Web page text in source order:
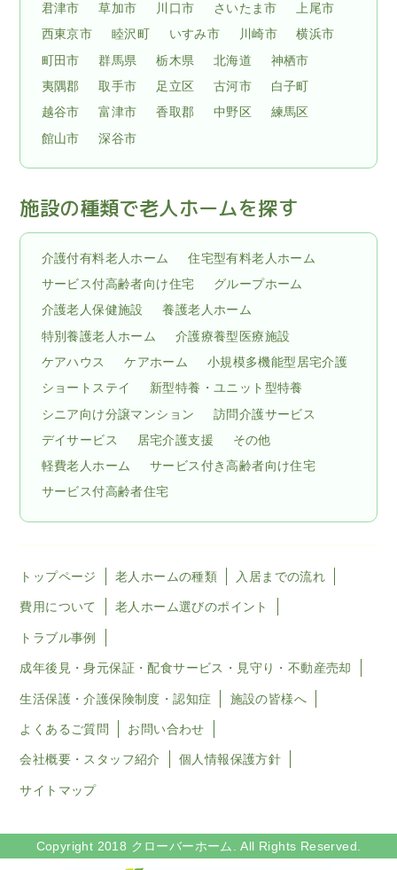
君津市
草加市 川口市 さいたま市
上尾市
西東京市
睦沢町 いすみ市 川崎市
横浜市
町田市
群馬県 栃木県 北海道
神栖市
夷隅郡
取手市 足立区 古河市
白子町
越谷市
富津市 香取郡 中野区
練馬区
館山市
深谷市
施設の種類で老人ホームを探す
介護付有料老人ホーム
住宅型有料老人ホーム
サービス付高齢者向け住宅
グループホーム
介護老人保健施設
養護老人ホーム
特別養護老人ホーム
介護療養型医療施設
ケアハウス
ケアホーム
小規模多機能型居宅介護
ショートステイ
新型特養・ユニット型特養
シニア向け分譲マンション
訪問介護サービス
デイサービス
居宅介護支援
その他
軽費老人ホーム
サービス付き高齢者向け住宅
サービス付高齢者住宅
トップページ 老人ホームの種類 入居までの流れ
費用について 老人ホーム選びのポイント
トラブル事例
成年後見・身元保証・配食サービス・見守り・不動産売却
生活保護・介護保険制度・認知症 施設の皆様へ
よくあるご質問 お問い合わせ
会社概要・スタッフ紹介 個人情報保護方針
サイトマップ
Copyright 2018 クローバーホーム. All Rights Reserved.